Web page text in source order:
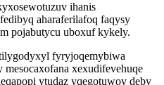
ihanis
aharaferilafoq faqysy
pojabutycu uboxuf kykely.
fyryjoqemybiwa
xexudifevehuqe
ytudaz yqegotuwov deby